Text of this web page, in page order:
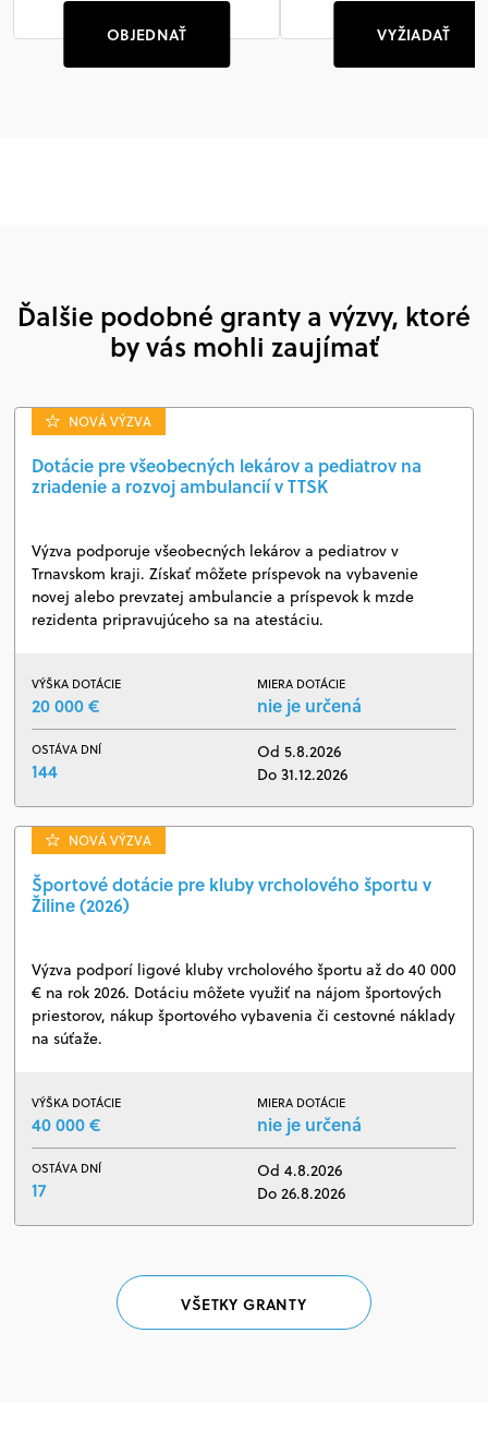
OBJEDNAŤ VYŽIADAŤ
Ďalšie podobné granty a výzvy, ktoré
by vás mohli zaujímať
NOVÁ VÝZVA
Dotácie pre všeobecných lekárov a pediatrov na
zriadenie a rozvoj ambulancií v TTSK
Výzva podporuje všeobecných lekárov a pediatrov v
Trnavskom kraji. Získať môžete príspevok na vybavenie
novej alebo prevzatej ambulancie a príspevok k mzde
rezidenta pripravujúceho sa na atestáciu.
VÝŠKA DOTÁCIE
20 000 €
MIERA DOTÁCIE
nie je určená
OSTÁVA DNÍ
144
Od 5.8.2026
Do 31.12.2026
NOVÁ VÝZVA
Športové dotácie pre kluby vrcholového športu v
Žiline (2026)
Výzva podporí ligové kluby vrcholového športu až do 40 000
€ na rok 2026. Dotáciu môžete využiť na nájom športových
priestorov, nákup športového vybavenia či cestovné náklady
na súťaže.
VÝŠKA DOTÁCIE
40 000 €
MIERA DOTÁCIE
nie je určená
OSTÁVA DNÍ
17
Od 4.8.2026
Do 26.8.2026
VŠETKY GRANTY